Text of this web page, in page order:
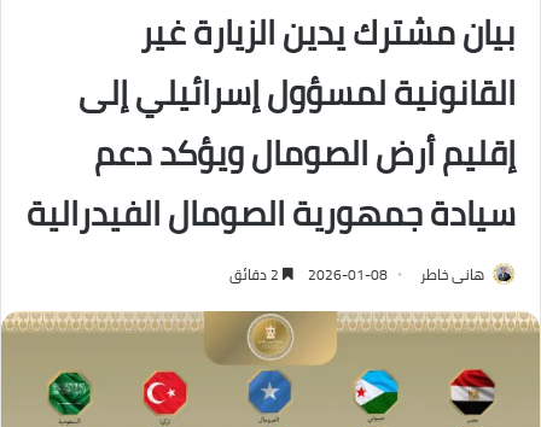
بيان مشترك يدين الزيارة غير
القانونية لمسؤول إسرائيلي إلى
إقليم أرض الصومال ويؤكد دعم
سيادة جمهورية الصومال الفيدرالية
هانى خاطر 2026-01-08